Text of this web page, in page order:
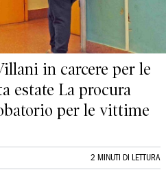
in carcere per le
estate La procura
per le vittime
2 MINUTI DI LETTURA